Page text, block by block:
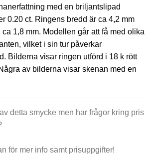
med en briljantslipad
0.20 ct. Ringens bredd är ca 4,2 mm
1,8 mm. Modellen går att få med olika
vilket i sin tur påverkar
Bilderna visar ringen utförd i 18 k rött
av bilderna visar skenan med en
detta smycke men har frågor kring pris
för mer info samt prisuppgifter!